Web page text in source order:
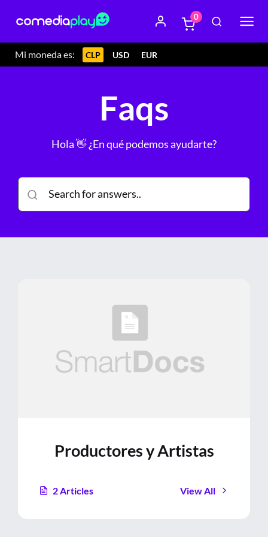
Mi moneda es: CLP USD EUR
0
Faqs
Hola 👋 ¿En qué podemos ayudarte?
Productores y Artistas
2 Articles View All
Registrarse